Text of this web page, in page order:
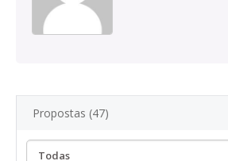
Propostas (47)